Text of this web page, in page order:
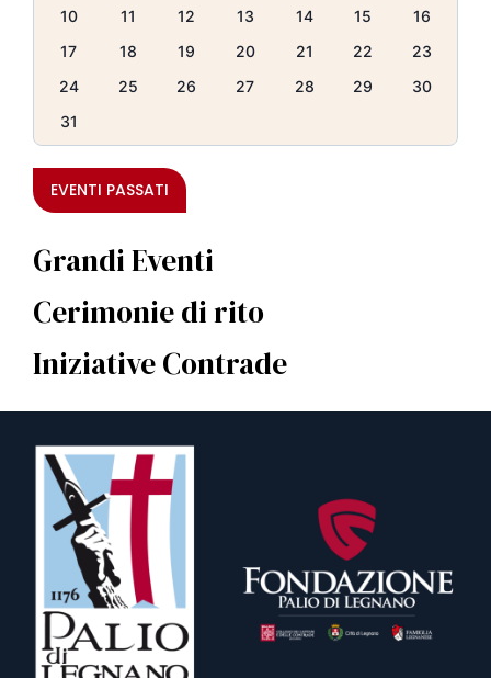
10
11 12 13 14 15
16
17
18 19 20 21 22
23
24
25 26 27 28 29
30
31
EVENTI PASSATI
Grandi Eventi
Cerimonie di rito
Iniziative Contrade